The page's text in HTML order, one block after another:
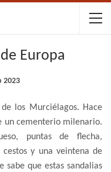
Europa
2023
los Murciélagos. Hace
un cementerio milenario.
puntas de flecha,
y una veintena de
sabe que estas sandalias